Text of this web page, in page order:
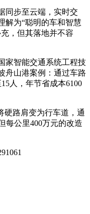
同步至云端，实时交
解为“聪明的车和智慧
，但其落地并不容
家智能交通系统工程技
舟山港案例：通过车路
人，年节省成本6100
硬路肩变为行车道，通
每公里400万元的改造